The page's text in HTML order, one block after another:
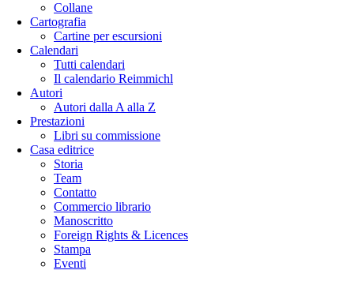
Collane
Cartografia
Cartine per escursioni
Calendari
Tutti calendari
Il calendario Reimmichl
Autori
Autori dalla A alla Z
Prestazioni
Libri su commissione
Casa editrice
Storia
Team
Contatto
Commercio librario
Manoscritto
Foreign Rights & Licences
Stampa
Eventi